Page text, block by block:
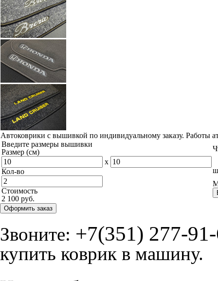
Наши работы